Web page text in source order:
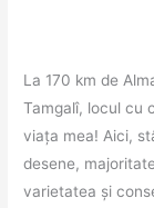
La 170 km de
Tamgalî, locul cu
viața mea! Aici,
desene,
varietatea și